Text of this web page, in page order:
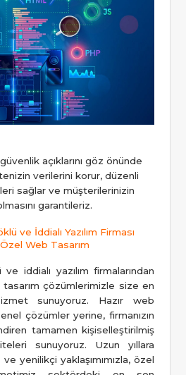
açıklarını göz önünde
verilerini korur, düzenli
sağlar ve müşterilerinizin
garantileriz.
ve İddialı Yazılım Firması
Web Tasarım
iddialı yazılım firmalarından
çözümlerimizle size en
sunuyoruz. Hazır web
çözümler yerine, firmanızın
tamamen kişiselleştirilmiş
sunuyoruz. Uzun yıllara
yenilikçi yaklaşımımızla, özel